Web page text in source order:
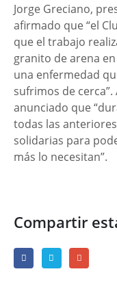
Jorge Greciano,
afirmado que “el
que el trabajo
granito de arena
una enfermedad
sufrimos de
anunciado que
todas las
solidarias para
más lo necesitan”.
Compartir